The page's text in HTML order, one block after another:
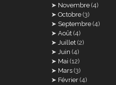
Novembre (4)
Octobre (3)
Septembre (4)
Août (4)
Juillet (2)
Juin (4)
Mai (12)
Mars (3)
Février (4)